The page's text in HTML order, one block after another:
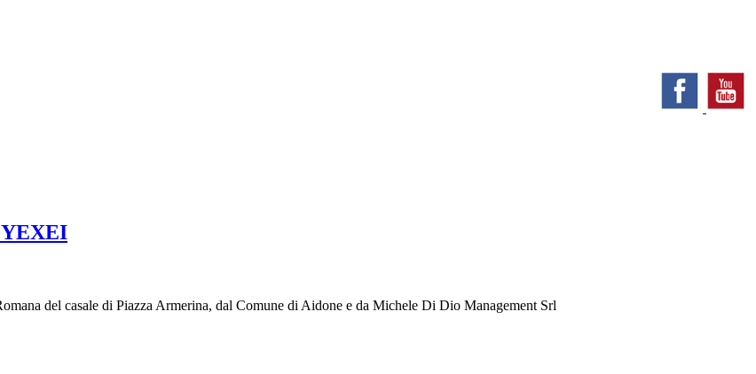
del casale di Piazza Armerina, dal Comune di Aidone e da Michele Di Dio Management Srl